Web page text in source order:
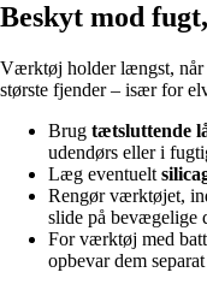
Beskyt mod
Værktøj holder længst, når
største fjender – især for
Brug tætsluttende
udendørs eller i
Læg eventuelt
Rengør værktøjet,
slide på bevægelige
For værktøj med
opbevar dem